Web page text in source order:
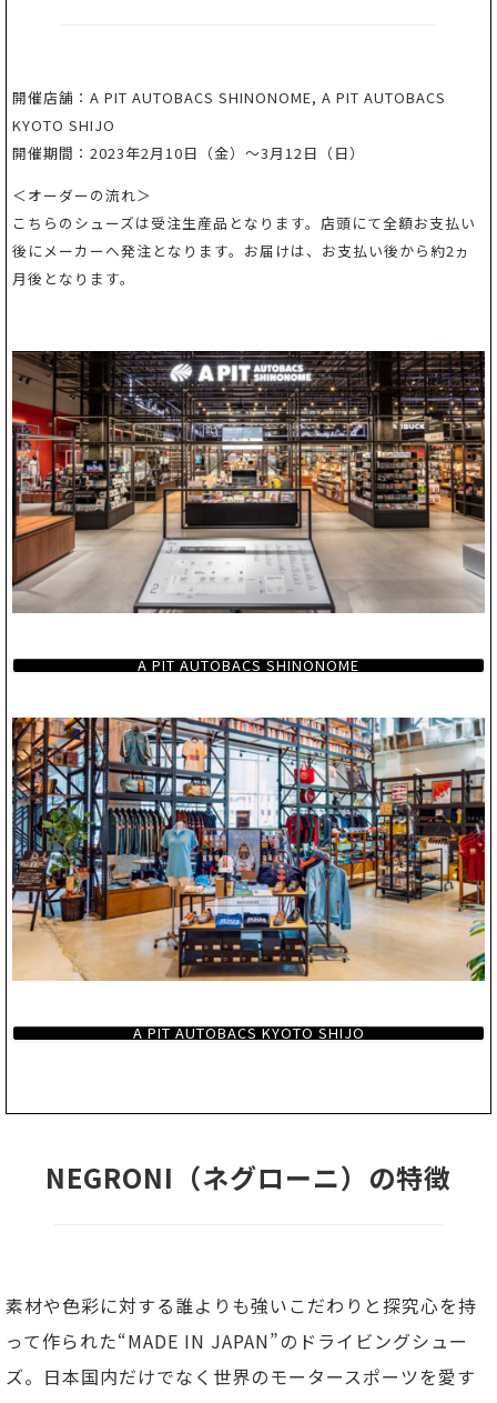
開催店舗：A PIT AUTOBACS SHINONOME, A PIT AUTOBACS
KYOTO SHIJO
開催期間：2023年2月10日（金）〜3月12日（日）
＜オーダーの流れ＞
こちらのシューズは受注生産品となります。店頭にて全額お支払い
後にメーカーへ発注となります。お届けは、お支払い後から約2ヵ
月後となります。
A PIT AUTOBACS SHINONOME
A PIT AUTOBACS KYOTO SHIJO
NEGRONI（ネグローニ）の特徴
素材や色彩に対する誰よりも強いこだわりと探究心を持
って作られた“MADE IN JAPAN”のドライビングシュー
ズ。日本国内だけでなく世界のモータースポーツを愛す